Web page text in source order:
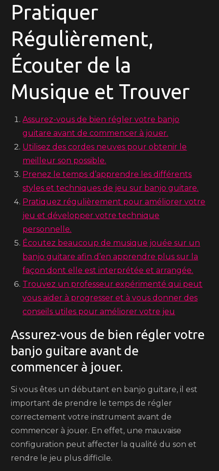
Pratiquer
Régulièrement,
Écouter de la
Musique et Trouver
Assurez-vous de bien régler votre banjo
guitare avant de commencer à jouer.
Utilisez des cordes neuves pour obtenir le
meilleur son possible.
Prenez le temps d’apprendre les différents
styles et techniques de jeu sur banjo guitare.
Pratiquez régulièrement pour améliorer votre
jeu et développer votre technique
personnelle.
Écoutez beaucoup de musique jouée sur un
banjo guitare afin d’en apprendre plus sur la
façon dont elle est interprétée et arrangée.
Trouvez un professeur expérimenté qui peut
vous aider à progresser et à vous donner des
conseils utiles pour améliorer votre jeu
Assurez-vous de bien régler votre
banjo guitare avant de
commencer à jouer.
Si vous êtes un débutant en banjo guitare, il est
important de prendre le temps de régler
correctement votre instrument avant de
commencer à jouer. En effet, une mauvaise
configuration peut affecter la qualité du son et
rendre le jeu plus difficile.